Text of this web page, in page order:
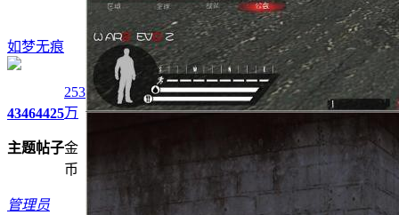
如梦无痕
4346
主题
4425
帖子
253
万
金
币
管理员